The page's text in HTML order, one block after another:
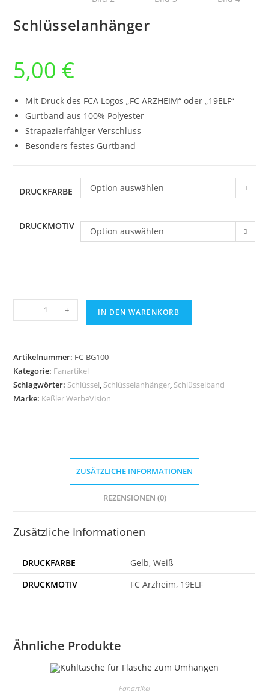
Schlüsselanhänger
5,00 €
Mit Druck des FCA Logos „FC ARZHEIM“ oder „19ELF“
Gurtband aus 100% Polyester
Strapazierfähiger Verschluss
Besonders festes Gurtband
DRUCKFARBE Option auswählen
DRUCKMOTIV Option auswählen
Schlüsselanhänger
Menge
- + IN DEN WARENKORB
Artikelnummer: FC-BG100
Kategorie: Fanartikel
Schlagwörter: Schlüssel, Schlüsselanhänger, Schlüsselband
Marke: Keßler WerbeVision
ZUSÄTZLICHE INFORMATIONEN
REZENSIONEN (0)
Zusätzliche Informationen
DRUCKFARBE
Gelb, Weiß
DRUCKMOTIV
FC Arzheim, 19ELF
Ähnliche Produkte
Fanartikel